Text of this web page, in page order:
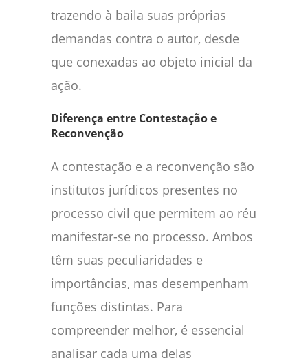
trazendo à baila suas próprias
demandas contra o autor, desde
que conexadas ao objeto inicial da
ação.
Diferença entre Contestação e
Reconvenção
A contestação e a reconvenção são
institutos jurídicos presentes no
processo civil que permitem ao réu
manifestar-se no processo. Ambos
têm suas peculiaridades e
importâncias, mas desempenham
funções distintas. Para
compreender melhor, é essencial
analisar cada uma delas